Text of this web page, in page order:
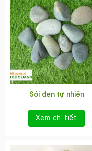
Sỏi đen tự nhiên
Xem chi tiết